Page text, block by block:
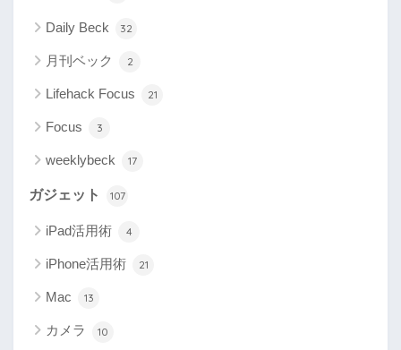
Daily Beck 32
月刊ベック 2
Lifehack Focus 21
Focus 3
weeklybeck 17
ガジェット 107
iPad活用術 4
iPhone活用術 21
Mac 13
カメラ 10